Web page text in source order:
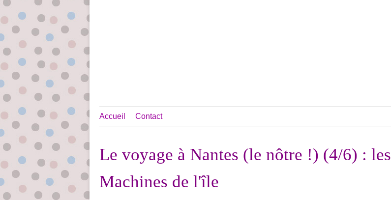
Accueil Contact
Le voyage à Nantes (le nôtre !) (4/6) : les
Machines de l'île